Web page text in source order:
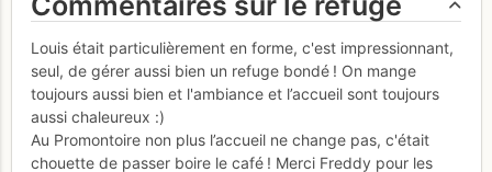
Louis était particulièrement en forme, c'est impressionnant,
seul, de gérer aussi bien un refuge bondé ! On mange
toujours aussi bien et l'ambiance et l’accueil sont toujours
aussi chaleureux :)
Au Promontoire non plus l’accueil ne change pas, c'était
chouette de passer boire le café ! Merci Freddy pour les